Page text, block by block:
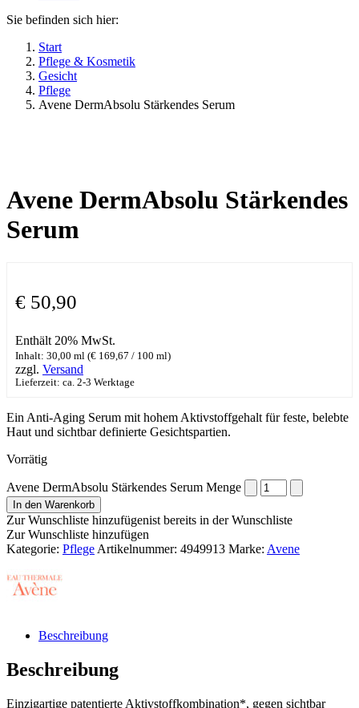
Sie befinden sich hier:
Start
Pflege & Kosmetik
Gesicht
Pflege
Avene DermAbsolu Stärkendes Serum
Avene DermAbsolu Stärkendes
Serum
€ 50,90
Enthält 20% MwSt.
Inhalt: 30,00 ml (€ 169,67 / 100 ml)
zzgl. Versand
Lieferzeit: ca. 2-3 Werktage
Ein Anti-Aging Serum mit hohem Aktivstoffgehalt für feste, belebte
Haut und sichtbar definierte Gesichtspartien.
Vorrätig
Avene DermAbsolu Stärkendes Serum Menge
In den Warenkorb
Zur Wunschliste hinzufügenist bereits in der Wunschliste
Zur Wunschliste hinzufügen
Kategorie: Pflege Artikelnummer: 4949913 Marke: Avene
Beschreibung
Beschreibung
Einzigartige patentierte Aktivstoffkombination*, gegen sichtbar